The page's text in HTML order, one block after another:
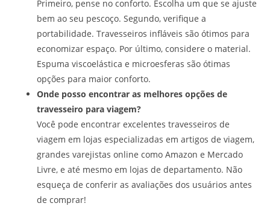
Primeiro, pense no conforto. Escolha um que se ajuste
bem ao seu pescoço. Segundo, verifique a
portabilidade. Travesseiros infláveis são ótimos para
economizar espaço. Por último, considere o material.
Espuma viscoelástica e microesferas são ótimas
opções para maior conforto.
Onde posso encontrar as melhores opções de
travesseiro para viagem?
Você pode encontrar excelentes travesseiros de
viagem em lojas especializadas em artigos de viagem,
grandes varejistas online como Amazon e Mercado
Livre, e até mesmo em lojas de departamento. Não
esqueça de conferir as avaliações dos usuários antes
de comprar!